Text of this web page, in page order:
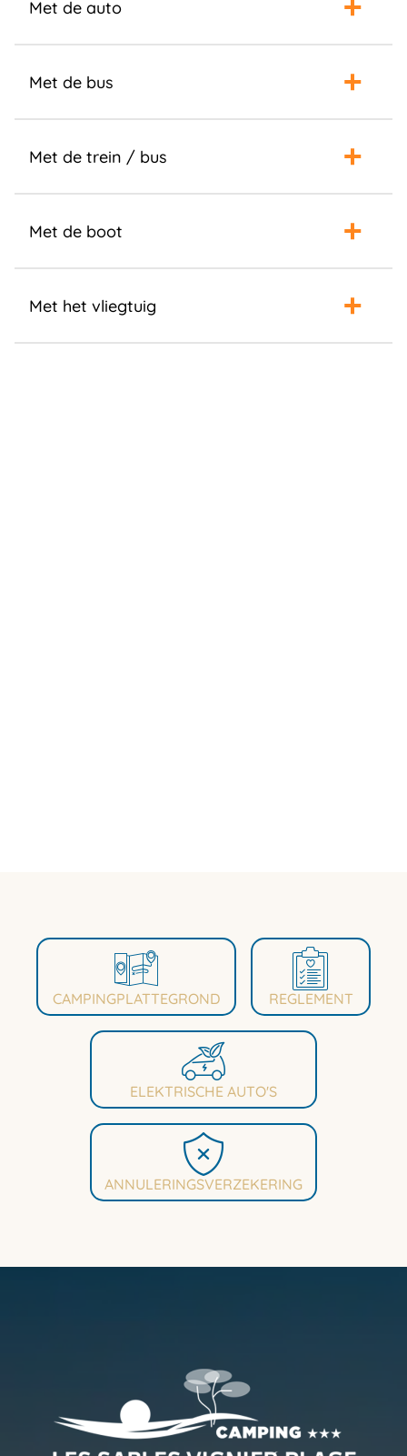
Met de auto
Met de bus
Met de trein / bus
Met de boot
Met het vliegtuig
CAMPINGPLATTEGROND REGLEMENT
ELEKTRISCHE AUTO'S
ANNULERINGSVERZEKERING